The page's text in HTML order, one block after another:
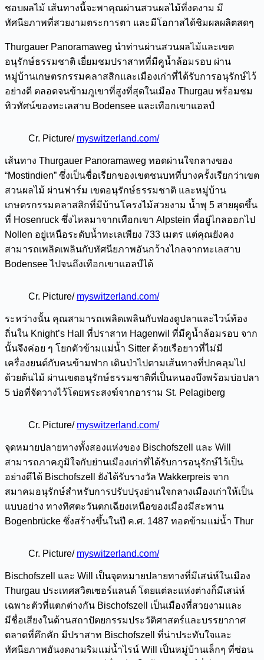
ชอบผลไม้ เส้นทางนี้จะพาคุณผ่านสวนผลไม้ที่งดงาม มี
ทัศนียภาพที่สวยงามตระการตา และมีโอกาสได้ชิมผลผลิตสดๆ
Thurgauer Panoramaweg นำท่านผ่านสวนผลไม้และเขต
อนุรักษ์ธรรมชาติ เยี่ยมชมปราสาทที่มีคูน้ำล้อมรอบ ผ่าน
หมู่บ้านเกษตรกรรมคลาสสิกและเมืองเก่าที่ได้รับการอนุรักษ์ไว้
อย่างดี ตลอดจนข้ามภูเขาที่สูงที่สุดในเมือง Thurgau พร้อมชม
ทิวทัศน์ของทะเลสาบ Bodensee และเทือกเขาแอลป์
Cr. Picture/ myswitzerland.com/
เส้นทาง Thurgauer Panoramaweg ทอดผ่านใจกลางของ
“Mostindien” ซึ่งเป็นชื่อเรียกของเขตชนบทที่บางครั้งเรียกว่าเขต
สวนผลไม้ ผ่านฟาร์ม เขตอนุรักษ์ธรรมชาติ และหมู่บ้าน
เกษตรกรรมคลาสสิกที่มีบ้านโครงไม้สวยงาม น้ำพุ 5 สายผุดขึ้น
ที่ Hosenruck ซึ่งไหลมาจากเทือกเขา Alpstein ที่อยู่ไกลออกไป
Nollen อยู่เหนือระดับน้ำทะเลเพียง 733 เมตร แต่คุณยังคง
สามารถเพลิดเพลินกับทัศนียภาพอันกว้างไกลจากทะเลสาบ
Bodensee ไปจนถึงเทือกเขาแอลป์ได้
Cr. Picture/ myswitzerland.com/
ระหว่างนั้น คุณสามารถเพลิดเพลินกับฟองดูปลาและไวน์ท้อง
ถิ่นใน Knight’s Hall ที่ปราสาท Hagenwil ที่มีคูน้ำล้อมรอบ จาก
นั้นจึงค่อย ๆ โยกตัวข้ามแม่น้ำ Sitter ด้วยเรือยาวที่ไม่มี
เครื่องยนต์กับคนข้ามฟาก เดินป่าไปตามเส้นทางที่ปกคลุมไป
ด้วยต้นไม้ ผ่านเขตอนุรักษ์ธรรมชาติที่เป็นหนองบึงพร้อมบ่อปลา
5 บ่อที่จัดวางไว้โดยพระสงฆ์จากอาราม St. Pelagiberg
Cr. Picture/ myswitzerland.com/
จุดหมายปลายทางทั้งสองแห่งของ Bischofszell และ Will
สามารถภาคภูมิใจกับย่านเมืองเก่าที่ได้รับการอนุรักษ์ไว้เป็น
อย่างดีได้ Bischofszell ยังได้รับรางวัล Wakkerpreis จาก
สมาคมอนุรักษ์สำหรับการปรับปรุงย่านใจกลางเมืองเก่าให้เป็น
แบบอย่าง ทางทิศตะวันตกเฉียงเหนือของเมืองมีสะพาน
Bogenbrücke ซึ่งสร้างขึ้นในปี ค.ศ. 1487 ทอดข้ามแม่น้ำ Thur
Cr. Picture/ myswitzerland.com/
Bischofszell และ Will เป็นจุดหมายปลายทางที่มีเสน่ห์ในเมือง
Thurgau ประเทศสวิตเซอร์แลนด์ โดยแต่ละแห่งต่างก็มีเสน่ห์
เฉพาะตัวที่แตกต่างกัน Bischofszell เป็นเมืองที่สวยงามและ
มีชื่อเสียงในด้านสถาปัตยกรรมประวัติศาสตร์และบรรยากาศ
ตลาดที่คึกคัก มีปราสาท Bischofszell ที่น่าประทับใจและ
ทัศนียภาพอันงดงามริมแม่น้ำไรน์ Will เป็นหมู่บ้านเล็กๆ ที่ซ่อน